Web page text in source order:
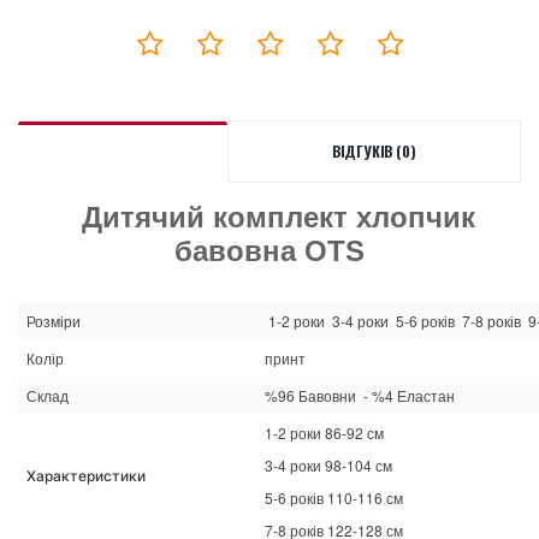
ВІДГУКІВ (0)
Дитячий комплект хлопчик
бавовна OTS
Розміри
1-2 роки 3-4 роки 5-6 років 7-8 років
Колір
принт
Склад
%96 Бавовни - %4 Еластан
Характеристики
1-2 роки 86-92 см
3-4 роки 98-104 см
5-6 років 110-116 см
7-8 років 122-128 см